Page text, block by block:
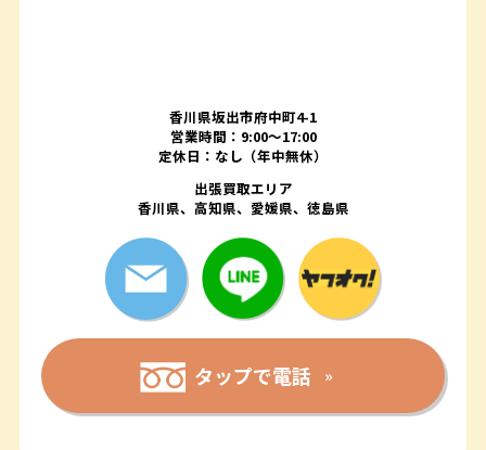
香川県坂出市府中町4-1
営業時間：9:00～17:00
定休日：なし（年中無休）
出張買取エリア
香川県、高知県、愛媛県、徳島県
タップで電話